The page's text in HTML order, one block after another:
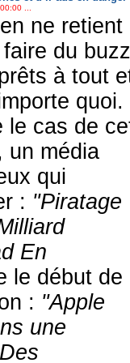
...
ne retient
du buzz
à tout
quoi.
le cas de
un média
qui
: "Piratage
En
le début de
: "Apple
une